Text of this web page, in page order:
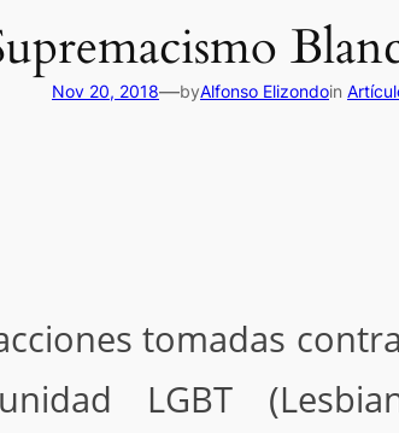
Nov 20, 2018—byAlfonso Elizondoin
tomadas
LGBT